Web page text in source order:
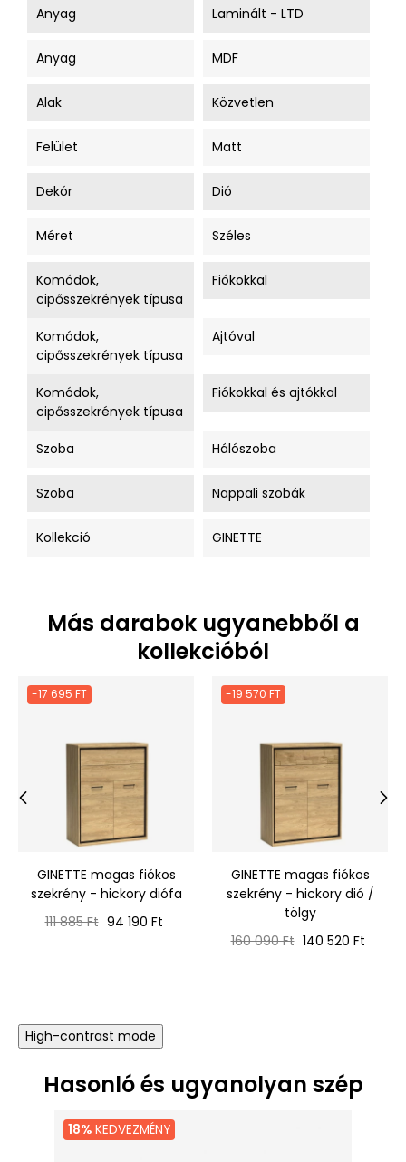
Anyag Laminált - LTD
Anyag MDF
Alak Közvetlen
Felület Matt
Dekór Dió
Méret Széles
Komódok,
cipősszekrények típusa
Fiókokkal
Komódok,
cipősszekrények típusa
Ajtóval
Komódok,
cipősszekrények típusa
Fiókokkal és ajtókkal
Szoba Hálószoba
Szoba Nappali szobák
Kollekció GINETTE
Más darabok ugyanebből a
kollekcióból
-17 695 FT
GINETTE magas fiókos
szekrény - hickory diófa
Normál
111 885 Ft Ár
94 190 Ft
-19 570 FT
GINETTE magas fiókos
szekrény - hickory dió /
tölgy
Normál
160 090 Ft Ár
140 520 Ft
High-contrast mode
Hasonló és ugyanolyan szép
18% KEDVEZMÉNY